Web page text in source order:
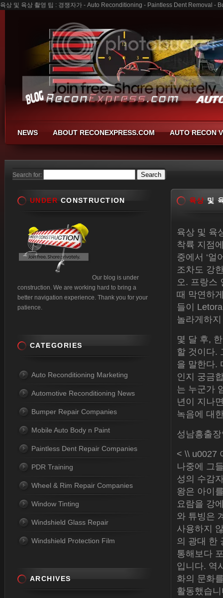
육상 및 육상 촬영 팁 : 경쟁자가 - Auto Reconditioning - Paintless Dent Removal -
NEWS ABOUT RECONEXPRESS.COM AUTO RECON
Search for:
육상 및
육상 및 육
착륙 지점
중에서 ‘얼
조차도 강
오. 프랑스
때 막연하
들이
놀라게하
몇 달 후,
할 것이다.
을 말한다.
인지 궁금
는 누군가
년이 지나
녹음에 대
성남흥출
< \\ u0027
나중에 그
성의 수감
왕은 아이
요람을 강
와 튜빙은
사용하지
의 광대 한
통해보다
입니다. 역
화의 문화
활동했습
UNDER CONSTRUCTION
Our blog is under
construction. We are working hard to bring a
better navigation experience. Thank you for your
patience.
CATEGORIES
Auto Reconditioning Marketing
Automotive Reconditioning News
Bumper Repair Companies
Mobile Auto Body n Paint
Paintless Dent Repair Companies
PDR Training
Wheel & Rim Repair Companies
Window Tinting
Windshield Glass Repair
Windshield Protection Film
ARCHIVES